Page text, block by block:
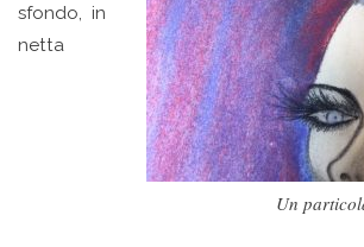
Un
sfondo, in
netta